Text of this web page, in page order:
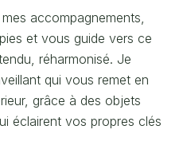
accompagnements,
et vous guide vers ce
réharmonisé. Je
qui vous remet en
grâce à des objets
éclairent vos propres clés